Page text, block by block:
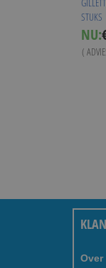
STUKS
NU:
(
Over